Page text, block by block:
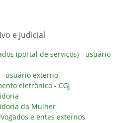
e judicial
(portal de serviços) - usuário
usuário externo
eletrônico - CGJ
da Mulher
e entes externos